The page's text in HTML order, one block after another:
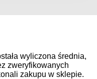
wyliczona średnia,
zweryfikowanych
zakupu w sklepie.